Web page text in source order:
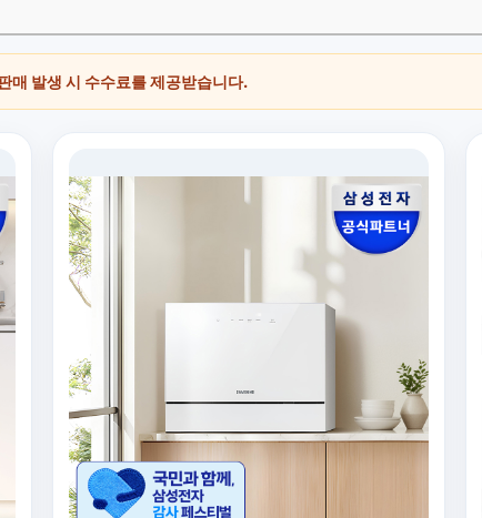
매 발생 시 수수료를 제공받습니다.